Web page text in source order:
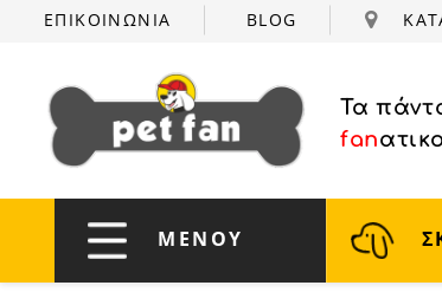
ΕΠΙΚΟΙΝΩΝΙΑ BLOG
Τα
fan
ΜΕΝΟΥ